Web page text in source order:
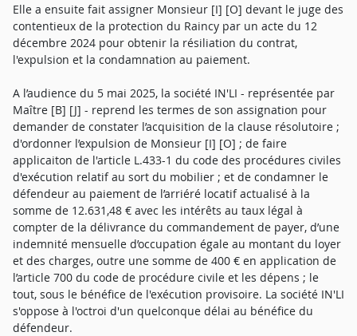
Elle a ensuite fait assigner Monsieur [I] [O] devant le juge des
contentieux de la protection du Raincy par un acte du 12
décembre 2024 pour obtenir la résiliation du contrat,
l'expulsion et la condamnation au paiement.
A l’audience du 5 mai 2025, la société IN'LI - représentée par
Maître [B] [J] - reprend les termes de son assignation pour
demander de constater l’acquisition de la clause résolutoire ;
d'ordonner l’expulsion de Monsieur [I] [O] ; de faire
applicaiton de l'article L.433-1 du code des procédures civiles
d'exécution relatif au sort du mobilier ; et de condamner le
défendeur au paiement de l’arriéré locatif actualisé à la
somme de 12.631,48 € avec les intérêts au taux légal à
compter de la délivrance du commandement de payer, d’une
indemnité mensuelle d’occupation égale au montant du loyer
et des charges, outre une somme de 400 € en application de
l’article 700 du code de procédure civile et les dépens ; le
tout, sous le bénéfice de l'exécution provisoire. La société IN'LI
s'oppose à l'octroi d'un quelconque délai au bénéfice du
défendeur.